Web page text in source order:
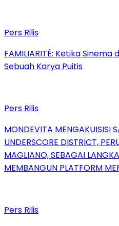
Pers Rilis
FAMILIARITÉ: Ketika
Sebuah Karya Puitis
Pers Rilis
MONDEVITA MENGAKUISISI
UNDERSCORE DISTRICT,
MAGLIANO, SEBAGAI
MEMBANGUN PLATFORM
Pers Rilis